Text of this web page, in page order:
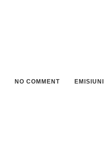
NO COMMENT EMISIUNI